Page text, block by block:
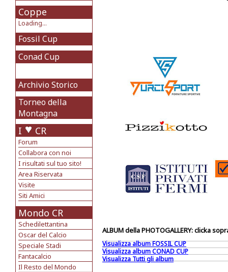
Coppe
Loading...
Fossil Cup
Conad Cup
Archivio Storico
Torneo della
Montagna
I CR
Forum
Collabora con noi
I risultati sul tuo sito!
Area Riservata
Visite
Siti Amici
Mondo CR
Schedilettantina
Oscar del Calcio
Speciale Stadi
Fantacalcio
Il Resto del Mondo
ALBUM della PHOTOGALLERY: clicka
Visualizza album FOSSIL CUP
Visualizza album CONAD CUP
Visualizza Tutti gli album